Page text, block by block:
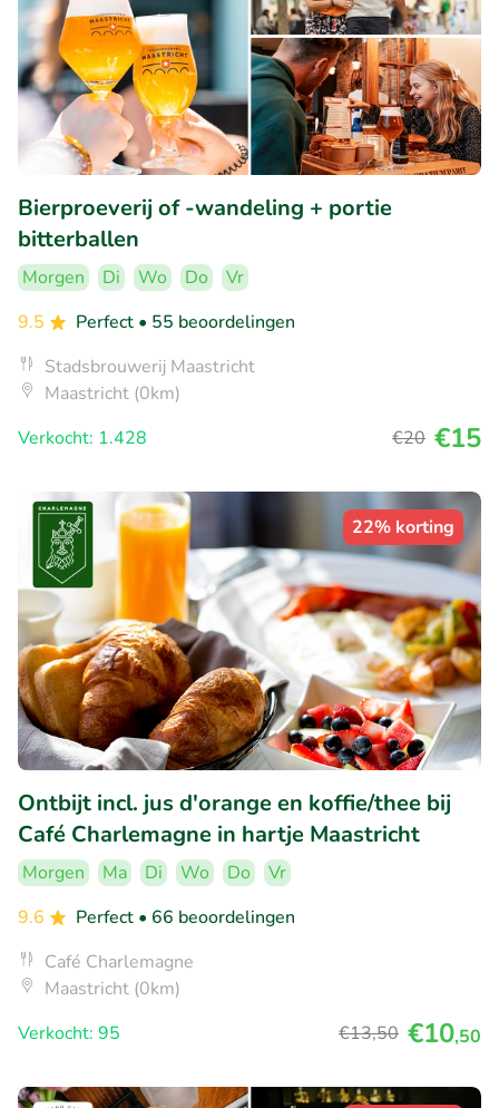
Bierproeverij of -wandeling + portie
bitterballen
Morgen Di Wo Do
Vr
9.5
Perfect • 55 beoordelingen
Stadsbrouwerij Maastricht
Maastricht (0km)
Verkocht: 1.428
€20 €15
22% korting
Ontbijt incl. jus d'orange en koffie/thee bij
Café Charlemagne in hartje Maastricht
Morgen Ma Di Wo Do
Vr
9.6
Perfect • 66 beoordelingen
Café Charlemagne
Maastricht (0km)
Verkocht: 95
€13,50 €10,50